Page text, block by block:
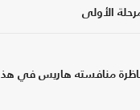
الأولى
منافسته هاريس في هذا